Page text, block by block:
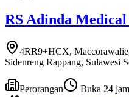
RS Adinda
4RR9+HCX,
Sidenreng Rappang, Sulawesi
Perorangan
Buka 24 jam